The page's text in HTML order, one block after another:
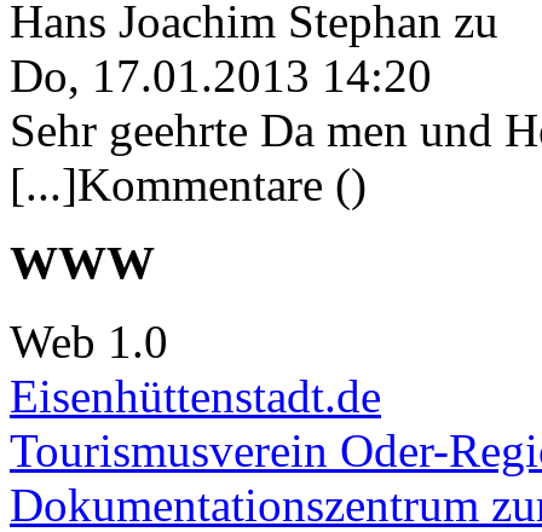
Hans Joachim Stephan zu
Do, 17.01.2013 14:20
Sehr geehrte Da men und
[...]Kommentare ()
WWW
Web 1.0
Eisenhüttenstadt.de
Tourismusverein Oder-
Dokumentationszentrum